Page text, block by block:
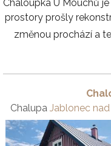
Chaloupka U Mouchů
prostory prošly
změnou prochází a
Chalupa Jablonec